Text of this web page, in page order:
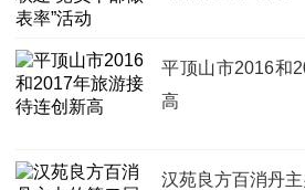
平顶山市2016和
高
汉苑良方百消丹